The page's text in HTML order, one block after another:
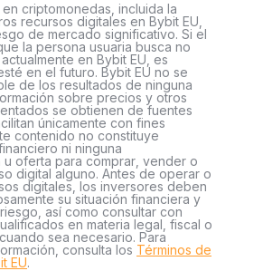
criptomonedas, incluida la
recursos digitales en Bybit EU,
de mercado significativo. Si el
la persona usuaria busca no
en Bybit EU, es
en el futuro. Bybit EU no se
de los resultados de ninguna
sobre precios y otros
se obtienen de fuentes
únicamente con fines
contenido no constituye
ni ninguna
oferta para comprar, vender o
digital alguno. Antes de operar o
digitales, los inversores deben
su situación financiera y
así como consultar con
en materia legal, fiscal o
sea necesario. Para
consulta los Términos de
EU.